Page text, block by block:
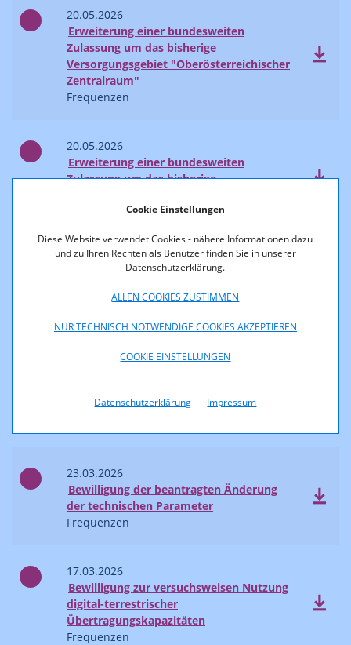
Cookie Einstellungen
Diese Website verwendet Cookies - nähere Informationen dazu
und zu Ihren Rechten als Benutzer finden Sie in unserer
Datenschutzerklärung.
ALLEN COOKIES ZUSTIMMEN
NUR TECHNISCH NOTWENDIGE COOKIES AKZEPTIEREN
COOKIE EINSTELLUNGEN
Datenschutzerklärung Impressum
20.05.2026
Erweiterung einer bundesweiten
Zulassung um das bisherige
Versorgungsgebiet "Oberösterreichischer
Zentralraum"
Frequenzen
20.05.2026
Erweiterung einer bundesweiten
Zulassung um das bisherige
Frequenzen
04.05.2026
Bewilligung von Versuchsabstrahlungen
betreffend die Funkanlage „ERNSTHOFEN
Frequenzen
der technischen Parameter
23.03.2026
Bewilligung der beantragten Änderung
der technischen Parameter
Frequenzen
17.03.2026
Bewilligung zur versuchsweisen Nutzung
digital-terrestrischer
Übertragungskapazitäten
Frequenzen